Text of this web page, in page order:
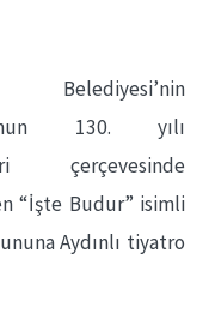
130. yılı
çerçevesinde
“İşte Budur” isimli
Aydınlı tiyatro